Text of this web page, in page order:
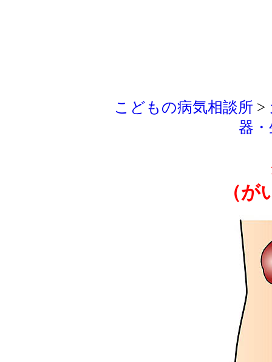
こどもの病気相談所 >
器
（